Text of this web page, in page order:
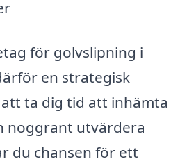
för golvslipning i
en strategisk
ta dig tid att inhämta
noggrant utvärdera
du chansen för ett